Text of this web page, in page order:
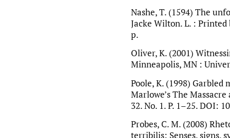
Nashe, T. (1594) The
Jacke Wilton. L. : Printed
p.
Oliver, K. (2001)
Minneapolis, MN :
Poole, K. (1998)
Marlowe’s The
32. No. 1. P. 1–25. DOI:
Probes, C. M. (2008)
terribilis: Senses, signs,